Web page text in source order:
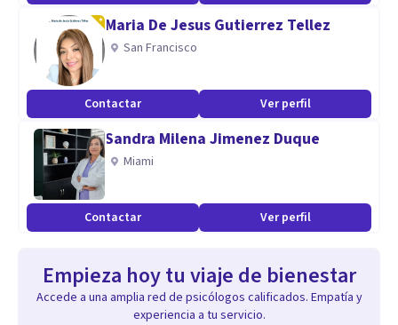
Maria De Jesus Gutierrez Tellez
San Francisco
Contactar Ver perfil
Sandra Milena Jimenez Duque
Miami
Contactar Ver perfil
Empieza hoy tu viaje de bienestar
Accede a una amplia red de psicólogos calificados. Empatía y
experiencia a tu servicio.